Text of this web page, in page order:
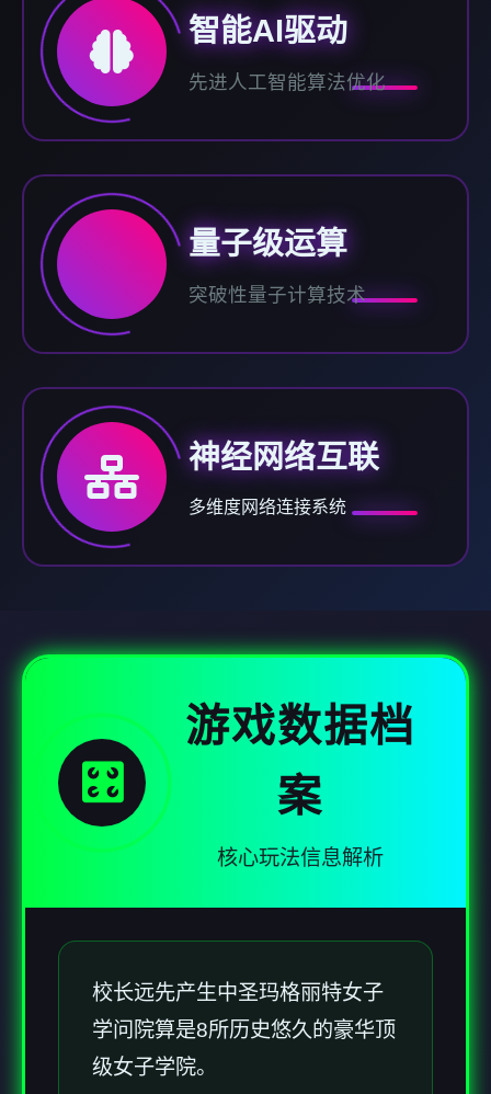
智能AI驱动
先进人工智能算法优化
量子级运算
突破性量子计算技术
神经网络互联
多维度网络连接系统
🎛️
游戏数据档
案
核心玩法信息解析
校长远先产生中圣玛格丽特女子
学问院算是8所历史悠久的豪华顶
级女子学院。